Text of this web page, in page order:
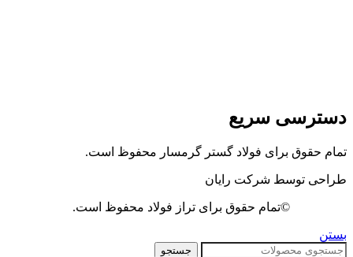
دسترسی سریع
تمام حقوق برای فولاد گستر گرمسار محفوظ است.
طراحی توسط شرکت رایان
©تمام حقوق برای تراز فولاد محفوظ است.
بستن
جستجو